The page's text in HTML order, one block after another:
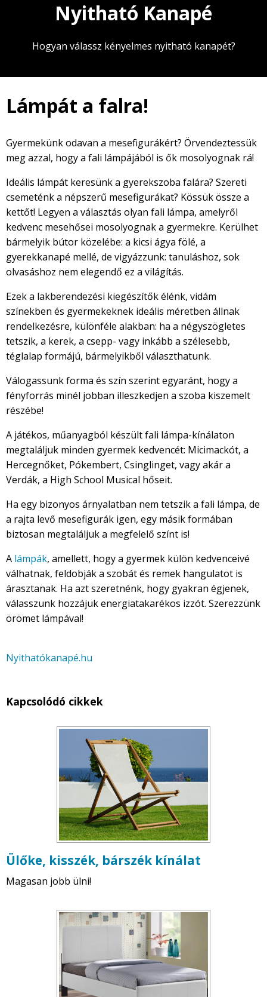
Nyitható Kanapé
Hogyan válassz kényelmes nyitható kanapét?
Lámpát a falra!
Gyermekünk odavan a mesefigurákért? Örvendeztessük
meg azzal, hogy a fali lámpájából is ők mosolyognak rá!
Ideális lámpát keresünk a gyerekszoba falára? Szereti
csemeténk a népszerű mesefigurákat? Kössük össze a
kettőt! Legyen a választás olyan fali lámpa, amelyről
kedvenc mesehősei mosolyognak a gyermekre. Kerülhet
bármelyik bútor közelébe: a kicsi ágya fölé, a
gyerekkanapé mellé, de vigyázzunk: tanuláshoz, sok
olvasáshoz nem elegendő ez a világítás.
Ezek a lakberendezési kiegészítők élénk, vidám
színekben és gyermekeknek ideális méretben állnak
rendelkezésre, különféle alakban: ha a négyszögletes
tetszik, a kerek, a csepp- vagy inkább a szélesebb,
téglalap formájú, bármelyikből választhatunk.
Válogassunk forma és szín szerint egyaránt, hogy a
fényforrás minél jobban illeszkedjen a szoba kiszemelt
részébe!
A játékos, műanyagból készült fali lámpa-kínálaton
megtaláljuk minden gyermek kedvencét: Micimackót, a
Hercegnőket, Pókembert, Csinglinget, vagy akár a
Verdák, a High School Musical hőseit.
Ha egy bizonyos árnyalatban nem tetszik a fali lámpa, de
a rajta levő mesefigurák igen, egy másik formában
biztosan megtaláljuk a megfelelő színt is!
A lámpák, amellett, hogy a gyermek külön kedvenceivé
válhatnak, feldobják a szobát és remek hangulatot is
árasztanak. Ha azt szeretnénk, hogy gyakran égjenek,
válasszunk hozzájuk energiatakarékos izzót. Szerezzünk
örömet lámpával!
Nyithatókanapé.hu
Kapcsolódó cikkek
Ülőke, kisszék, bárszék kínálat
Magasan jobb ülni!